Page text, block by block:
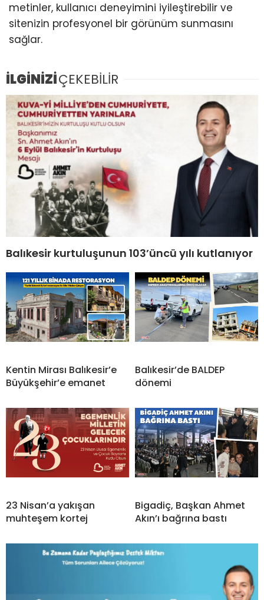
metinler, kullanıcı deneyimini iyileştirebilir ve
sitenizin profesyonel bir görünüm sunmasını
sağlar.
İLGİNİZİÇEKEBİLİR
Balıkesir kurtuluşunun 103’üncü yılı kutlanıyor
Kentin Mirası Balıkesir’e
Büyükşehir’e emanet
Balıkesir’de BALDEP
dönemi
23 Nisan’a yakışan
muhteşem kortej
Bigadiç, Başkan Ahmet
Akın’ı bağrına bastı